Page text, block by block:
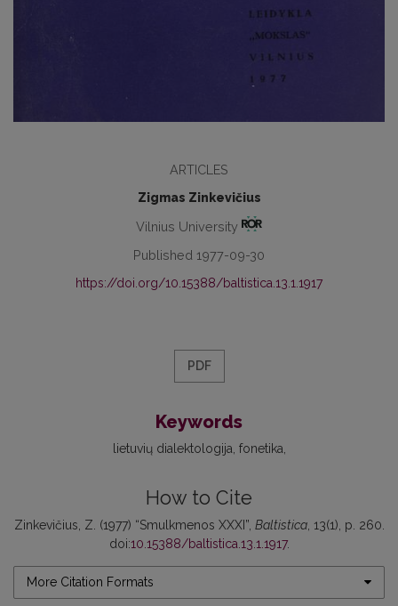
ARTICLES
Zigmas Zinkevičius
Vilnius University
Published 1977-09-30
https://doi.org/10.15388/baltistica.13.1.1917
PDF
Keywords
lietuvių dialektologija fonetika
How to Cite
Zinkevičius, Z. (1977) “Smulkmenos XXXI”, Baltistica, 13(1), p. 260.
doi:10.15388/baltistica.13.1.1917.
More Citation Formats